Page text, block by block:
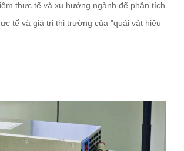
thực tế và xu hướng ngành để phân tích
tế và giá trị thị trường của "quái vật hiệu